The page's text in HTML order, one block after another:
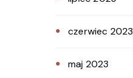
czerwiec 2023
maj 2023